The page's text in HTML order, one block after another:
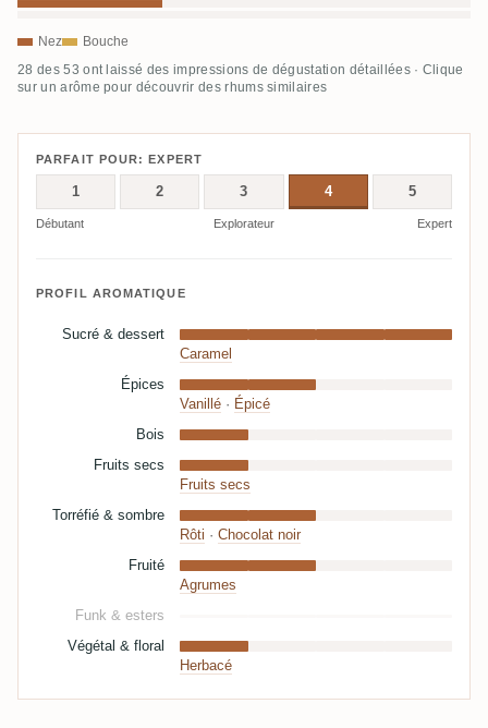
Nez Bouche
28 des 53 ont laissé des impressions de dégustation détaillées · Clique
sur un arôme pour découvrir des rhums similaires
PARFAIT POUR: EXPERT
1 2 3 4 5
Débutant Explorateur Expert
PROFIL AROMATIQUE
Sucré & dessert
Caramel
Épices
Vanillé · Épicé
Bois
Fruits secs
Fruits secs
Torréfié & sombre
Rôti · Chocolat noir
Fruité
Agrumes
Funk & esters
Végétal & floral
Herbacé